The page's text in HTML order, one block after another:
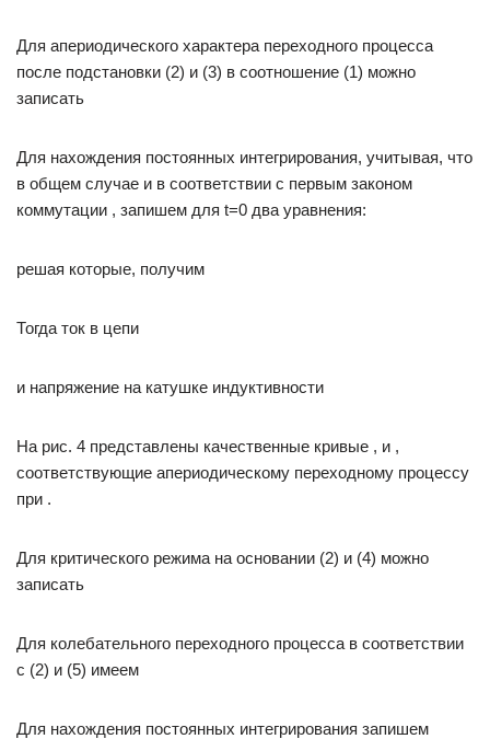
Для апериодического характера переходного процесса
после подстановки (2) и (3) в соотношение (1) можно
записать
Для нахождения постоянных интегрирования, учитывая, что
в общем случае и в соответствии с первым законом
коммутации , запишем для t=0 два уравнения:
решая которые, получим
Тогда ток в цепи
и напряжение на катушке индуктивности
На рис. 4 представлены качественные кривые , и ,
соответствующие апериодическому переходному процессу
при .
Для критического режима на основании (2) и (4) можно
записать
Для колебательного переходного процесса в соответствии
с (2) и (5) имеем
Для нахождения постоянных интегрирования запишем